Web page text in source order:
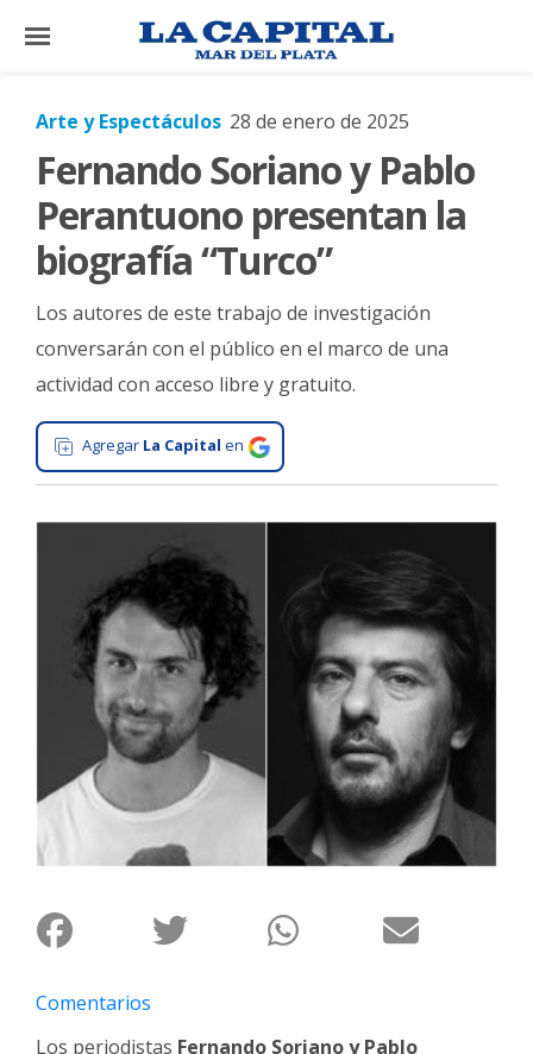
×
El
País
El
Mundo
La
Zona
Cultura
Tecnología
Gastronomía
Salud
Ciudad
Deportes
Espectáculos
Policiales
Fotos
Arte y Espectáculos 28 de enero de 2025
Fernando Soriano y Pablo
Perantuono presentan la
biografía “Turco”
Los autores de este trabajo de investigación
conversarán con el público en el marco de una
actividad con acceso libre y gratuito.
Agregar La Capital en
Comentarios
Los periodistas Fernando Soriano y Pablo